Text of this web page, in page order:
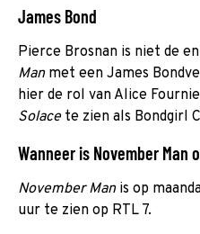
James Bond
Pierce Brosnan is niet de
Man met een James
hier de rol van Alice
Solace te zien als Bondgirl
Wanneer is November Man
November Manis op
uur te zien op RTL 7.